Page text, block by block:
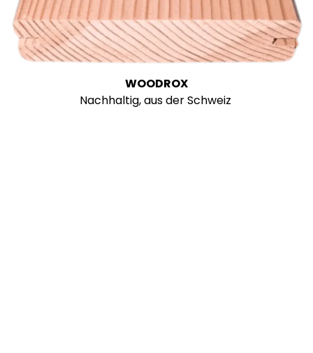
WOODROX
Nachhaltig, aus der Schweiz